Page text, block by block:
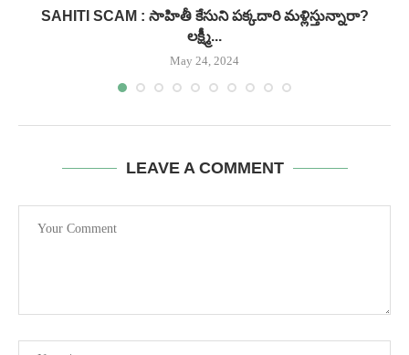
SAHITI SCAM : సాహితీ కేసుని పక్కదారి మళ్లిస్తున్నారా?
లక్ష్మీ...
May 24, 2024
LEAVE A COMMENT